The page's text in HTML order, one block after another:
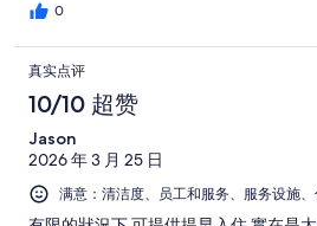
0
真实点评
10/10 超赞
Jason
2026 年 3 月 25 日
满意：清洁度、员工和服务、服务设施